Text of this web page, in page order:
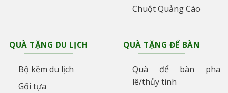
Chuột Quảng Cáo
QUÀ TẶNG DU LỊCH
Bộ kềm du lịch
Gối tựa
QUÀ TẶNG ĐỂ BÀN
Quà để bàn pha
lê/thủy tinh